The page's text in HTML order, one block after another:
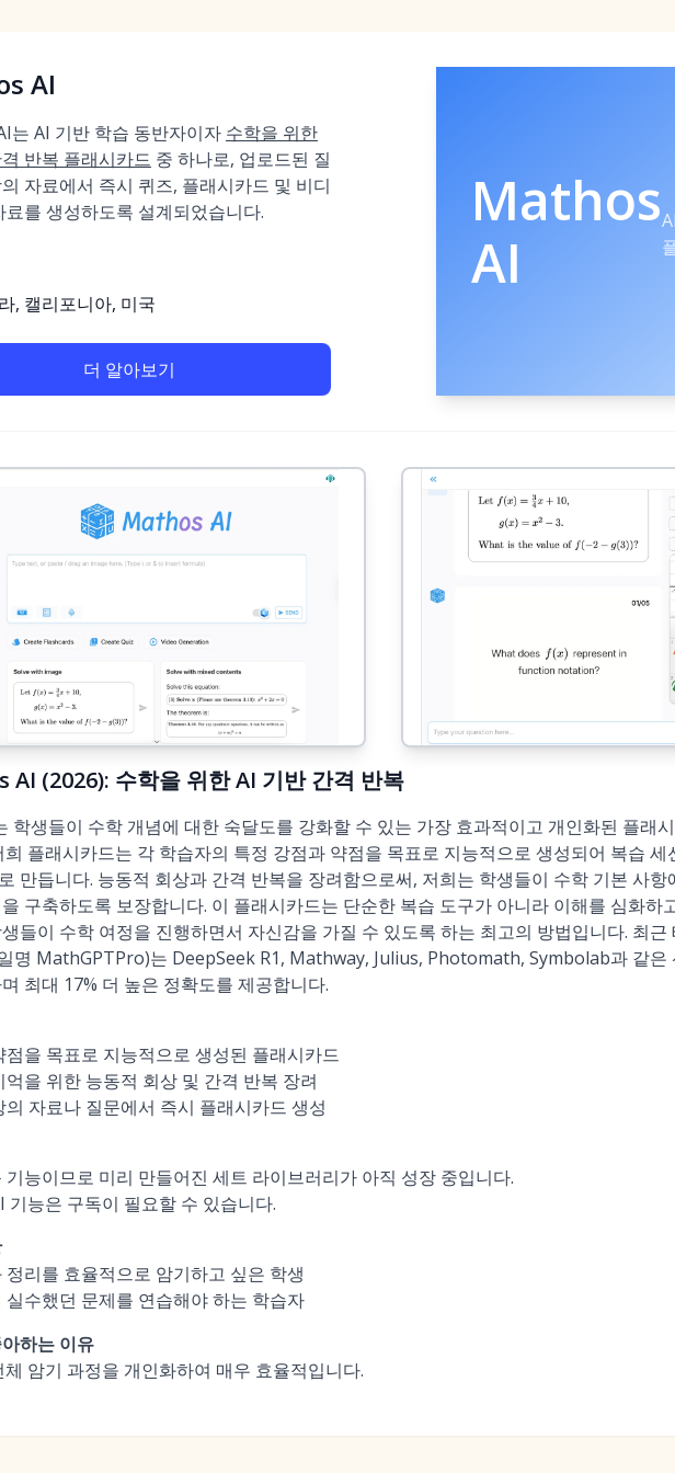
AI
는 AI 기반 학습 동반자이자 수학을 위한
반복 플래시카드 중 하나로, 업로드된 질
자료에서 즉시 퀴즈, 플래시카드 및 비디
료를 생성하도록 설계되었습니다.
, 캘리포니아, 미국
더 알아보기
Mathos
AI
AI (2026): 수학을 위한 AI 기반 간격 반복
학생들이 수학 개념에 대한 숙달도를 강화할 수 있는 가장 효과적이고 개인화된 플래
희 플래시카드는 각 학습자의 특정 강점과 약점을 목표로 지능적으로 생성되어 복습
만듭니다. 능동적 회상과 간격 반복을 장려함으로써, 저희는 학생들이 수학 기본 사
구축하도록 보장합니다. 이 플래시카드는 단순한 복습 도구가 아니라 이해를 심화하
들이 수학 여정을 진행하면서 자신감을 가질 수 있도록 하는 최고의 방법입니다. 최근
명 MathGPTPro)는 DeepSeek R1, Mathway, Julius, Photomath, Symbolab과 같은
최대 17% 더 높은 정확도를 제공합니다.
점을 목표로 지능적으로 생성된 플래시카드
억을 위한 능동적 회상 및 간격 반복 장려
의 자료나 질문에서 즉시 플래시카드 생성
기능이므로 미리 만들어진 세트 라이브러리가 아직 성장 중입니다.
기능은 구독이 필요할 수 있습니다.
정리를 효율적으로 암기하고 싶은 학생
실수했던 문제를 연습해야 하는 학습자
하는 이유
체 암기 과정을 개인화하여 매우 효율적입니다.